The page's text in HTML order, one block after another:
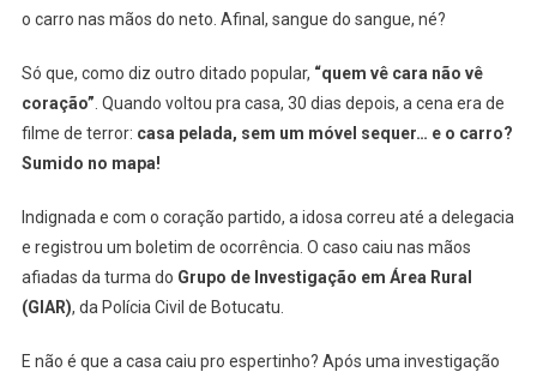
o carro nas mãos do neto. Afinal, sangue do sangue, né?
Só que, como diz outro ditado popular, “quem vê cara não vê
coração” . Quando voltou pra casa, 30 dias depois, a cena era de
filme de terror: casa pelada, sem um móvel sequer… e o carro?
Sumido no mapa!
Indignada e com o coração partido, a idosa correu até a delegacia
e registrou um boletim de ocorrência. O caso caiu nas mãos
afiadas da turma do Grupo de Investigação em Área Rural
(GIAR), da Polícia Civil de Botucatu.
E não é que a casa caiu pro espertinho? Após uma investigação